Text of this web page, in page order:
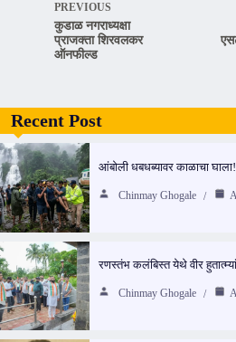
PREVIOUS
कुडाळ नगराध्यक्षा
प्राजक्ता शिरवलकर
ऑनफील्ड
Recent Post
आंबोली धबधब्यावर काळाचा घाला!
Chinmay Ghogale
रणस्तंभ कलंबिस्त येथे वीर
Chinmay Ghogale